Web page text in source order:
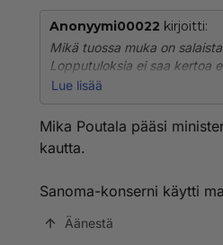
Anonyymi00022 kirjoitti:
Mikä tuossa muka on
Lopputuloksia ei saa kertoa
esityksiä, mutta
Mitä jos kaikki
alvariinsa jossain omilla teillä
päätöksiä.
Eikö Sofia olis voinu odottaa
Lue lisää
Mika Poutala pääsi
kautta.
Sanoma-konserni käytti
Äänestä